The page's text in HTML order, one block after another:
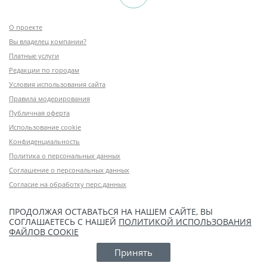
О проекте
Вы владелец компании?
Платные услуги
Редакции по городам
Условия использования сайта
Правила модерирования
Публичная оферта
Использование cookie
Конфиденциальность
Политика о персональных данных
Соглашение о персональных данных
Согласие на обработку перс.данных
ПРОДОЛЖАЯ ОСТАВАТЬСЯ НА НАШЕМ САЙТЕ, ВЫ
СОГЛАШАЕТЕСЬ С НАШЕЙ ПОЛИТИКОЙ ИСПОЛЬЗОВАНИЯ
ФАЙЛОВ COOKIE
Принять